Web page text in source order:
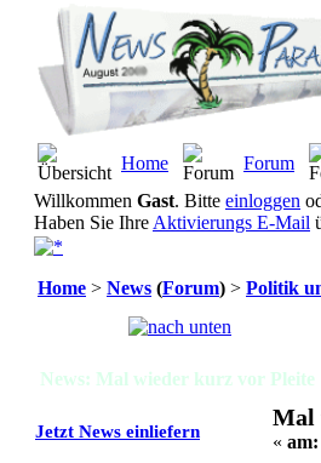
Home Forum
Willkommen Gast. Bitte einloggen
Haben Sie Ihre Aktivierungs E-Mail
Home > News (Forum) > Politik
News: Mal wieder kurz vor Pleite
Jetzt News einliefern
Mal
« am: